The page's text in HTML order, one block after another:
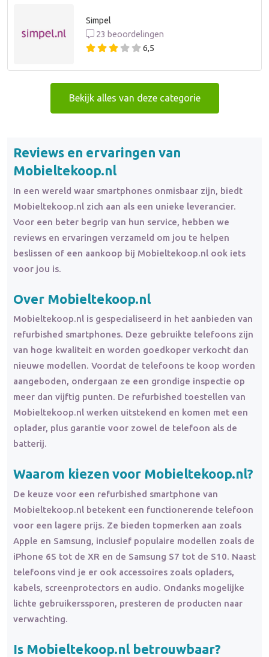
Simpel
23 beoordelingen
6,5
Bekijk alles van deze categorie
Reviews en ervaringen van
Mobieltekoop.nl
In een wereld waar smartphones onmisbaar zijn, biedt
Mobieltekoop.nl zich aan als een unieke leverancier.
Voor een beter begrip van hun service, hebben we
reviews en ervaringen verzameld om jou te helpen
beslissen of een aankoop bij Mobieltekoop.nl ook iets
voor jou is.
Over Mobieltekoop.nl
Mobieltekoop.nl is gespecialiseerd in het aanbieden van
refurbished smartphones. Deze gebruikte telefoons zijn
van hoge kwaliteit en worden goedkoper verkocht dan
nieuwe modellen. Voordat de telefoons te koop worden
aangeboden, ondergaan ze een grondige inspectie op
meer dan vijftig punten. De refurbished toestellen van
Mobieltekoop.nl werken uitstekend en komen met een
oplader, plus garantie voor zowel de telefoon als de
batterij.
Waarom kiezen voor Mobieltekoop.nl?
De keuze voor een refurbished smartphone van
Mobieltekoop.nl betekent een functionerende telefoon
voor een lagere prijs. Ze bieden topmerken aan zoals
Apple en Samsung, inclusief populaire modellen zoals de
iPhone 6S tot de XR en de Samsung S7 tot de S10. Naast
telefoons vind je er ook accessoires zoals opladers,
kabels, screenprotectors en audio. Ondanks mogelijke
lichte gebruikerssporen, presteren de producten naar
verwachting.
Is Mobieltekoop.nl betrouwbaar?